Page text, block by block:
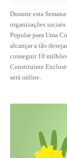
NÚCLEO DA
TRANSPARÊNCIA
CONTRIBUIÇÕES
CONTRIBUIÇÃO
Durante esta
organizações
Popular para Uma
alcançar a tão
conseguir 10
Constituinte
será online.